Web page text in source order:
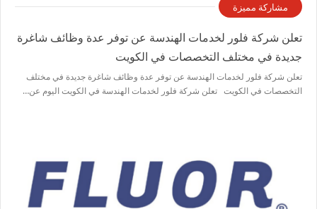
مشاركة مميزة
تعلن شركة فلور لخدمات الهندسة عن توفر عدة وظائف شاغرة
جديدة في مختلف التخصصات في الكويت
تعلن شركة فلور لخدمات الهندسة عن توفر عدة وظائف شاغرة جديدة في مختلف
التخصصات في الكويت تعلن شركة فلور لخدمات الهندسة في الكويت اليوم عن…